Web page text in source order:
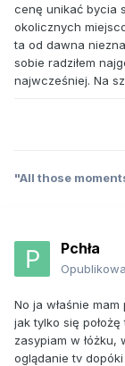
cenę unikać bycia
okolicznych
ta od dawna
sobie radziłem
najwcześniej. Na
"All those
Pchła
No ja właśnie
jak tylko się
zasypiam w łóżku,
oglądanie tv